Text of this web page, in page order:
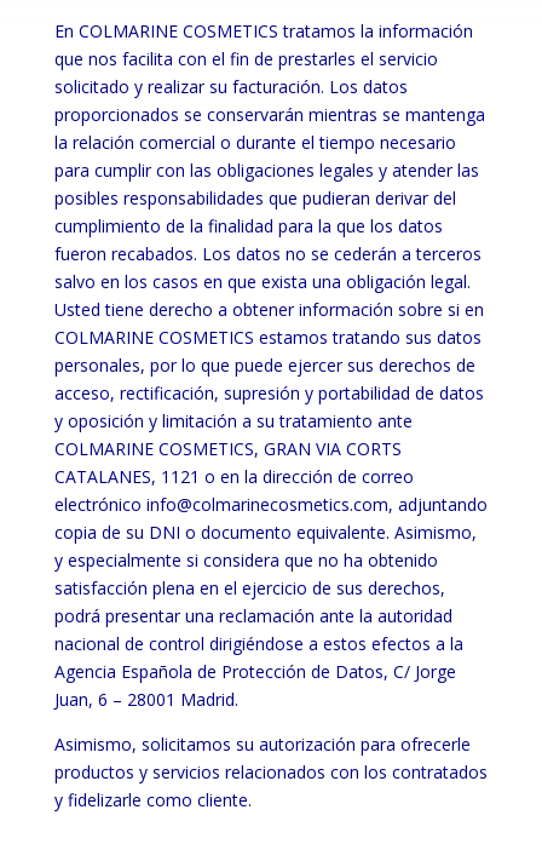
En COLMARINE COSMETICS tratamos la información
que nos facilita con el fin de prestarles el servicio
solicitado y realizar su facturación. Los datos
proporcionados se conservarán mientras se mantenga
la relación comercial o durante el tiempo necesario
para cumplir con las obligaciones legales y atender las
posibles responsabilidades que pudieran derivar del
cumplimiento de la finalidad para la que los datos
fueron recabados. Los datos no se cederán a terceros
salvo en los casos en que exista una obligación legal.
Usted tiene derecho a obtener información sobre si en
COLMARINE COSMETICS estamos tratando sus datos
personales, por lo que puede ejercer sus derechos de
acceso, rectificación, supresión y portabilidad de datos
y oposición y limitación a su tratamiento ante
COLMARINE COSMETICS, GRAN VIA CORTS
CATALANES, 1121 o en la dirección de correo
electrónico info@colmarinecosmetics.com, adjuntando
copia de su DNI o documento equivalente. Asimismo,
y especialmente si considera que no ha obtenido
satisfacción plena en el ejercicio de sus derechos,
podrá presentar una reclamación ante la autoridad
nacional de control dirigiéndose a estos efectos a la
Agencia Española de Protección de Datos, C/ Jorge
Juan, 6 – 28001 Madrid.
Asimismo, solicitamos su autorización para ofrecerle
productos y servicios relacionados con los contratados
y fidelizarle como cliente.